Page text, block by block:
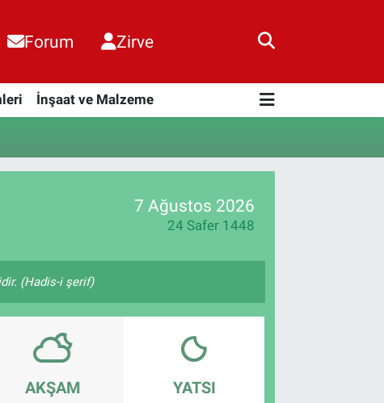
Forum Zirve
İnşaat ve Malzeme
7 Ağustos 2026
24 Safer 1448
(Hadis-i şerif)
AKŞAM YATSI